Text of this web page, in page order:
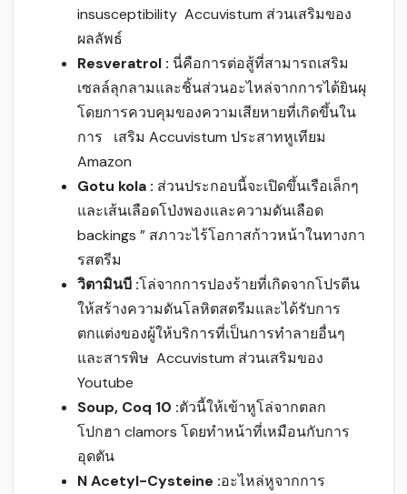
insusceptibility Accuvistum ส่วนเสริมของ
ผลลัพธ์
Resveratrol : นี่คือการต่อสู้ที่สามารถเสริม
เซลล์ลุกลามและชิ้นส่วนอะไหล่จากการได้ยินผุ
โดยการควบคุมของความเสียหายที่เกิดขึ้นใน
การ เสริม Accuvistum ประสาทหูเทียม
Amazon
Gotu kola : ส่วนประกอบนี้จะเปิดขึ้นเรือเล็กๆ
และเส้นเลือดโป่งพองและความดันเลือด
backings ” สภาวะไร้โอกาสก้าวหน้าในทางกา
รสตรีม
วิตามินบี :โล่จากการปองร้ายที่เกิดจากโปรตีน
ให้สร้างความดันโลหิตสตรีมและได้รับการ
ตกแต่งของผู้ให้บริการที่เป็นการทำลายอื่นๆ
และสารพิษ Accuvistum ส่วนเสริมของ
Youtube
Soup, Coq 10 :ตัวนี้ให้เข้าหูโล่จากตลก
โปกฮา clamors โดยทำหน้าที่เหมือนกับการ
อุดตัน
N Acetyl-Cysteine :อะไหล่หูจากการ